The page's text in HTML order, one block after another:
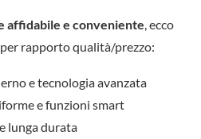
affidabile e conveniente, ecco
per rapporto qualità/prezzo:
e tecnologia avanzata
e funzioni smart
lunga durata